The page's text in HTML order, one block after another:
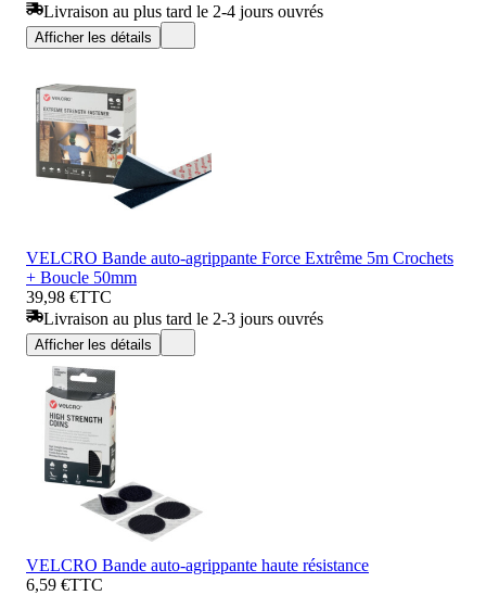
Livraison au plus tard le 2-4 jours ouvrés
Afficher les détails
VELCRO Bande auto-agrippante Force Extrême 5m Crochets
+ Boucle 50mm
39,98 €TTC
Livraison au plus tard le 2-3 jours ouvrés
Afficher les détails
VELCRO Bande auto-agrippante haute résistance
6,59 €TTC